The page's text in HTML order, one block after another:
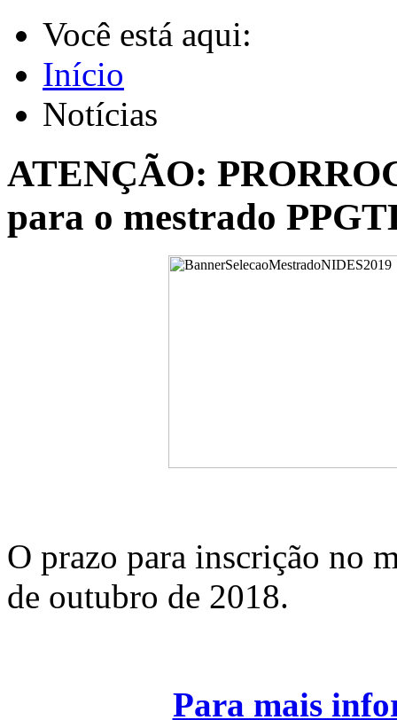
Você está aqui:
Início
Notícias
ATENÇÃO:
para o mestrado
O prazo para inscrição no
de outubro de 2018.
Para mais